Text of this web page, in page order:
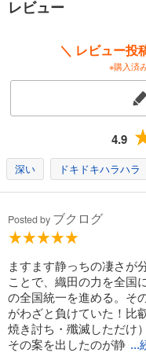
戦国小町苦
1,320円 (税込)
あらすじを表
戦国小町苦
1,320
あらすじを表
戦国小町苦
1,320円 (税込)
レビュー
＼ レビュー投
※購入済
4.9
深い ドキドキハラハラ
Posted by ブクログ
ますます静っちの凄さが
ことで、織田の力を全国
の全国統一を進める。そ
がわざと負けていた！比
焼き討ち・殲滅しただけ
その案を出したのが静 ...